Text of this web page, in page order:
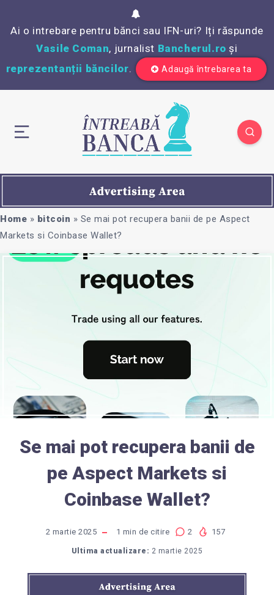
Ai o intrebare pentru bănci sau IFN-uri? Iți răspunde
Vasile Coman, jurnalist Bancherul.ro și
reprezentanții băncilor. Adaugă întrebarea ta
Home » bitcoin » Se mai pot recupera banii de pe Aspect
Markets si Coinbase Wallet?
Se mai pot recupera banii de
pe Aspect Markets si
Coinbase Wallet?
2 martie 2025 1 min de citire 2 157
Ultima actualizare: 2 martie 2025